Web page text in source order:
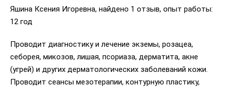
Яшина Ксения Игоревна, найдено 1 отзыв, опыт работы:
12 год
Проводит диагностику и лечение экземы, розацеа,
себорея, микозов, лишая, псориаза, дерматита, акне
(угрей) и других дерматологических заболеваний кожи.
Проводит сеансы мезотерапии, контурную пластику,